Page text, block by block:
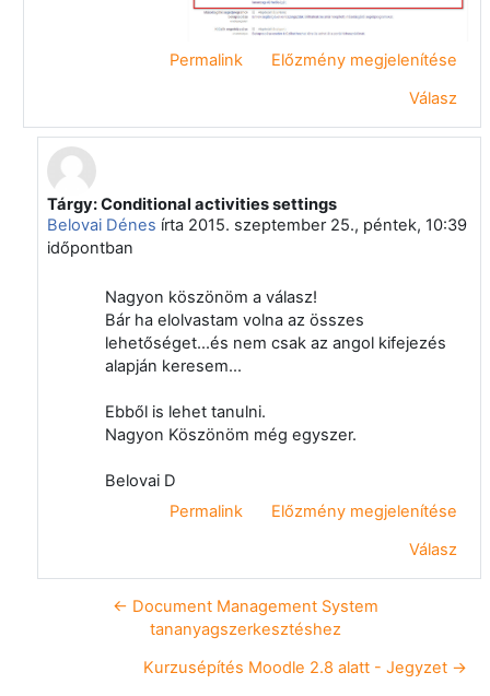
Permalink
Előzmény megjelenítése
Válasz
Válasz erre: Vágvölgyi Csaba
Tárgy: Conditional activities settings
Belovai Dénes írta 2015. szeptember 25., péntek, 10:39
időpontban
Nagyon köszönöm a válasz!
Bár ha elolvastam volna az összes
lehetőséget...és nem csak az angol kifejezés
alapján keresem...
Ebből is lehet tanulni.
Nagyon Köszönöm még egyszer.
Belovai D
Permalink
Előzmény megjelenítése
Válasz
← Document Management System
tananyagszerkesztéshez
Kurzusépítés Moodle 2.8 alatt - Jegyzet →